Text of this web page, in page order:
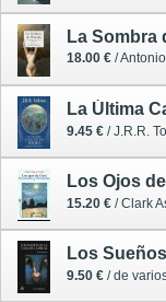
18.00 € /
La Última
9.45 € / J.R.R.
15.20 € / Clark
9.50 € / de